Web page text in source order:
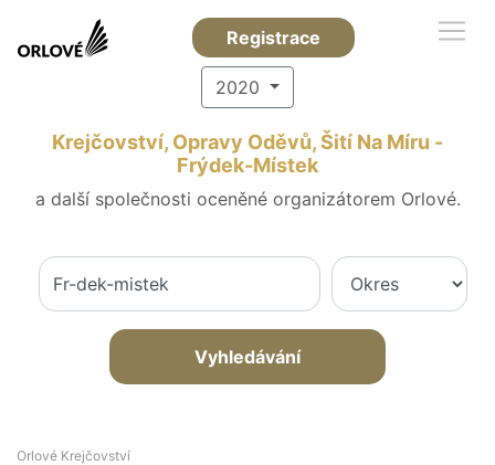
Registrace
2020
Krejčovství, Opravy Oděvů, Šití Na Míru -
Frýdek-Místek
a další společnosti oceněné organizátorem Orlové.
Vyhledávání
Orlové Krejčovství